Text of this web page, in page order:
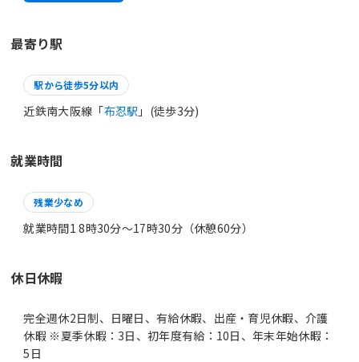
最寄り駅
駅から徒歩5分以内
近鉄南大阪線「布忍駅 」(徒歩3分)
就業時間
残業少なめ
就業時間1 8時30分〜17時30分（休憩60分）
休日休暇
完全週休2日制、日曜日、有給休暇、出産・育児休暇、介護
休暇 ※夏季休暇：3日、初年度有給：10日、年末年始休暇：
5日